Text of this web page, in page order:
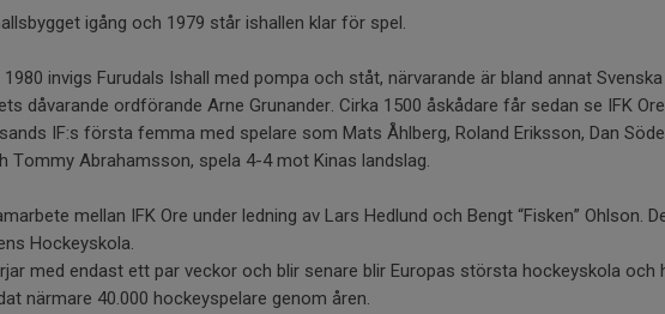
igång och 1979 står ishallen klar för spel.
1980 invigs Furudals Ishall med pompa och ståt, närvarande är bland annat Svenska
dåvarande ordförande Arne Grunander. Cirka 1500 åskådare får sedan se IFK
IF:s första femma med spelare som Mats Åhlberg, Roland Eriksson, Dan
Tommy Abrahamsson, spela 4-4 mot Kinas landslag.
mellan IFK Ore under ledning av Lars Hedlund och Bengt “Fisken” Ohlson.
Hockeyskola.
med endast ett par veckor och blir senare blir Europas största hockeyskola och
närmare 40.000 hockeyspelare genom åren.